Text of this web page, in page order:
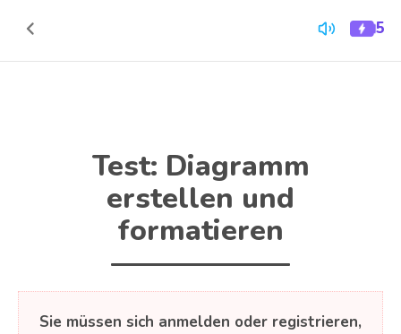
Test: Diagramm
erstellen und
formatieren
Zurück
zum
5
Quiz-
Sie müssen sich anmelden oder registrieren,